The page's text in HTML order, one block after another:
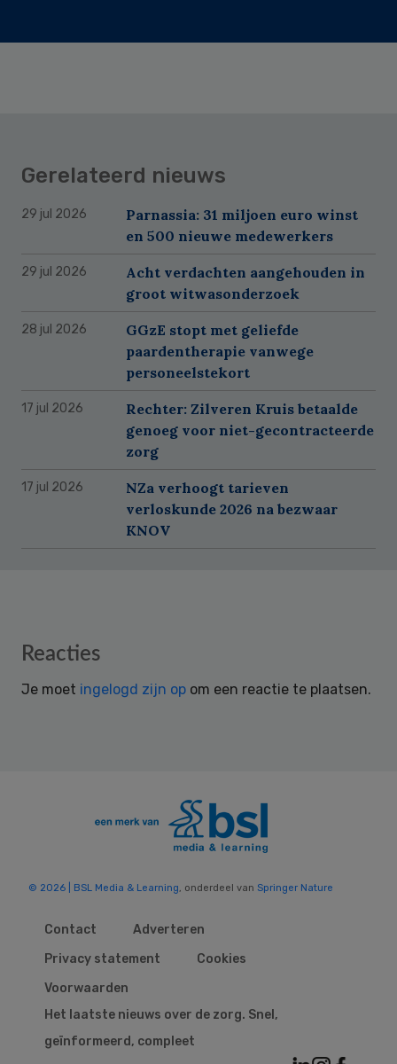
Gerelateerd nieuws
29 jul 2026
Parnassia: 31 miljoen euro winst
en 500 nieuwe medewerkers
29 jul 2026
Acht verdachten aangehouden in
groot witwasonderzoek
28 jul 2026
GGzE stopt met geliefde
paardentherapie vanwege
personeelstekort
17 jul 2026
Rechter: Zilveren Kruis betaalde
genoeg voor niet-gecontracteerde
zorg
17 jul 2026
NZa verhoogt tarieven
verloskunde 2026 na bezwaar
KNOV
Reader
Reacties
Je moet ingelogd zijn op om een reactie te plaatsen.
© 2026 | BSL Media & Learning, onderdeel van Springer Nature
Contact
Adverteren
Privacy statement
Cookies
Voorwaarden
Het laatste nieuws over de zorg. Snel,
geïnformeerd, compleet